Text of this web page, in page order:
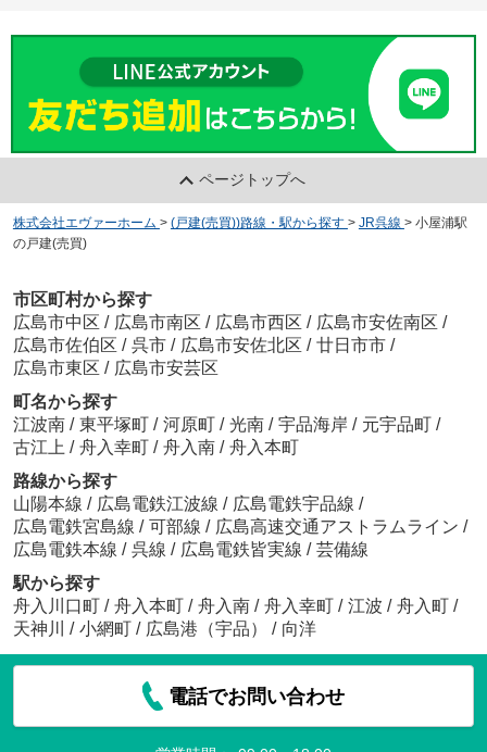
ページトップへ
株式会社エヴァーホーム > (戸建(売買))路線・駅から探す > JR呉線 > 小屋浦駅
の戸建(売買)
市区町村から探す
広島市中区 / 広島市南区 / 広島市西区 / 広島市安佐南区 /
広島市佐伯区 / 呉市 / 広島市安佐北区 / 廿日市市 /
広島市東区 / 広島市安芸区
町名から探す
江波南 / 東平塚町 / 河原町 / 光南 / 宇品海岸 / 元宇品町 /
古江上 / 舟入幸町 / 舟入南 / 舟入本町
路線から探す
山陽本線 / 広島電鉄江波線 / 広島電鉄宇品線 /
広島電鉄宮島線 / 可部線 / 広島高速交通アストラムライン /
広島電鉄本線 / 呉線 / 広島電鉄皆実線 / 芸備線
駅から探す
舟入川口町 / 舟入本町 / 舟入南 / 舟入幸町 / 江波 / 舟入町 /
天神川
/ 小網町 / 広島港（宇品） / 向洋
電話でお問い合わせ